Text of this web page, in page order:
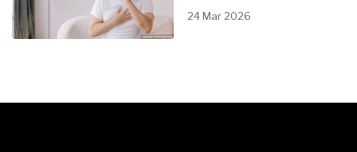
24 Mar 2026